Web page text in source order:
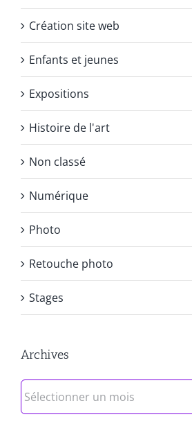
Création site web
Enfants et jeunes
Expositions
Histoire de l'art
Non classé
Numérique
Photo
Retouche photo
Stages
Archives
Archives